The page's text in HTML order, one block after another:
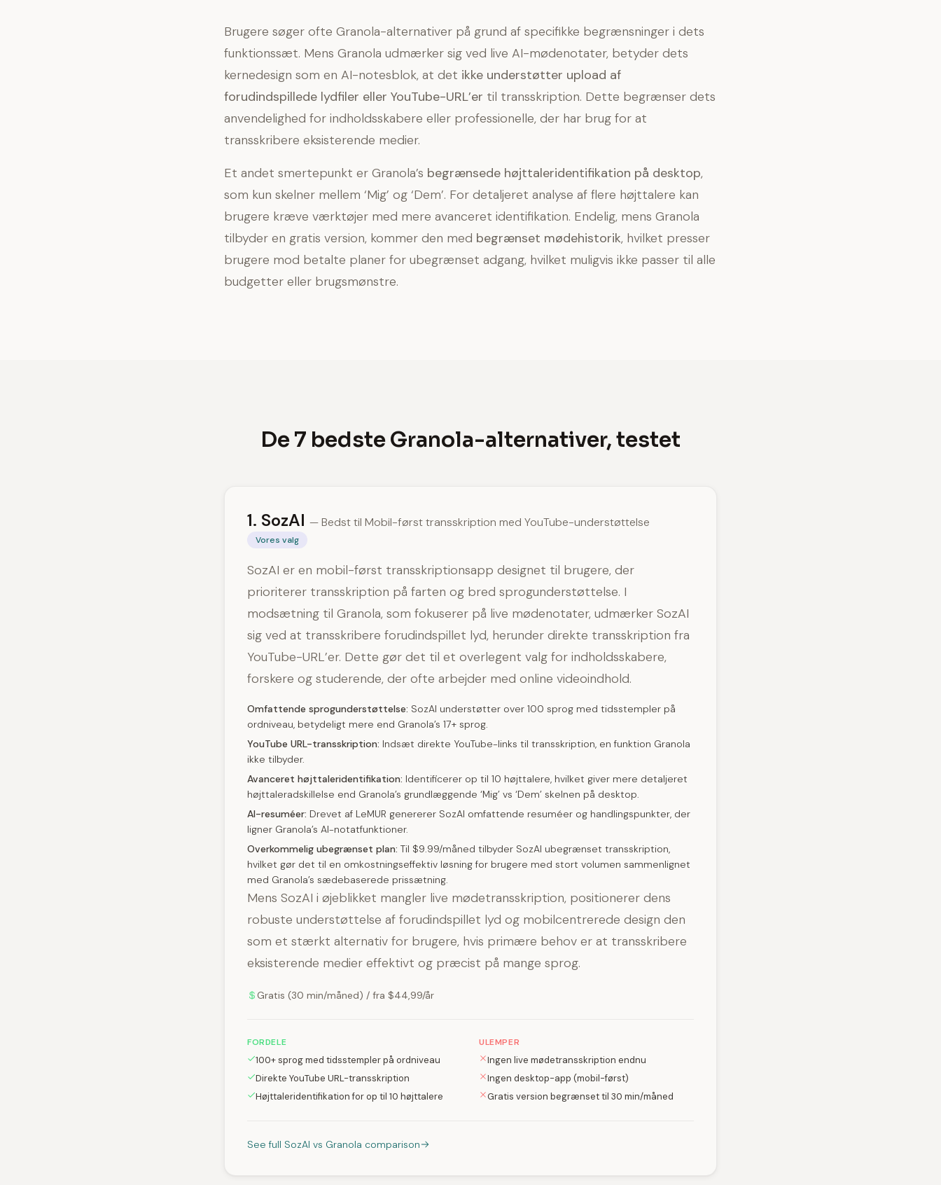
Brugere søger ofte Granola-alternativer på grund af specifikke begrænsninger i dets
funktionssæt. Mens Granola udmærker sig ved live AI-mødenotater, betyder dets
kernedesign som en AI-notesblok, at det ikke understøtter upload af
forudindspillede lydfiler eller YouTube-URL’er til transskription. Dette begrænser dets
anvendelighed for indholdsskabere eller professionelle, der har brug for at
transskribere eksisterende medier.
Et andet smertepunkt er Granola’s begrænsede højttaleridentifikation på desktop,
som kun skelner mellem ‘Mig’ og ‘Dem’. For detaljeret analyse af flere højttalere kan
brugere kræve værktøjer med mere avanceret identifikation. Endelig, mens Granola
tilbyder en gratis version, kommer den med begrænset mødehistorik, hvilket presser
brugere mod betalte planer for ubegrænset adgang, hvilket muligvis ikke passer til alle
budgetter eller brugsmønstre.
De 7 bedste Granola-alternativer, testet
1. SozAI — Bedst til Mobil-først transskription med YouTube-understøttelse
Vores valg
SozAI er en mobil-først transskriptionsapp designet til brugere, der
prioriterer transskription på farten og bred sprogunderstøttelse. I
modsætning til Granola, som fokuserer på live mødenotater, udmærker SozAI
sig ved at transskribere forudindspillet lyd, herunder direkte transskription fra
YouTube-URL’er. Dette gør det til et overlegent valg for indholdsskabere,
forskere og studerende, der ofte arbejder med online videoindhold.
Omfattende sprogunderstøttelse: SozAI understøtter over 100 sprog med tidsstempler på
ordniveau, betydeligt mere end Granola’s 17+ sprog.
YouTube URL-transskription: Indsæt direkte YouTube-links til transskription, en funktion Granola
ikke tilbyder.
Avanceret højttaleridentifikation: Identificerer op til 10 højttalere, hvilket giver mere detaljeret
højttaleradskillelse end Granola’s grundlæggende ‘Mig’ vs ‘Dem’ skelnen på desktop.
AI-resuméer: Drevet af LeMUR genererer SozAI omfattende resuméer og handlingspunkter, der
ligner Granola’s AI-notatfunktioner.
Overkommelig ubegrænset plan: Til $9.99/måned tilbyder SozAI ubegrænset transskription,
hvilket gør det til en omkostningseffektiv løsning for brugere med stort volumen sammenlignet
med Granola’s sædebaserede prissætning.
Mens SozAI i øjeblikket mangler live mødetransskription, positionerer dens
robuste understøttelse af forudindspillet lyd og mobilcentrerede design den
som et stærkt alternativ for brugere, hvis primære behov er at transskribere
eksisterende medier effektivt og præcist på mange sprog.
Gratis (30 min/måned) / fra $44,99/år
FORDELE
100+ sprog med tidsstempler på ordniveau
Direkte YouTube URL-transskription
Højttaleridentifikation for op til 10 højttalere
ULEMPER
Ingen live mødetransskription endnu
Ingen desktop-app (mobil-først)
Gratis version begrænset til 30 min/måned
See full SozAI vs Granola comparison